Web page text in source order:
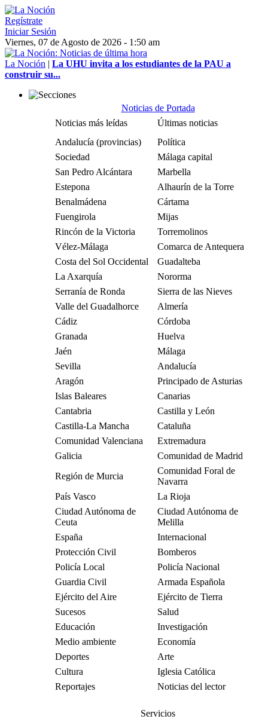
Regístrate
Iniciar Sesión
Viernes, 07 de Agosto de 2026 - 1:50 am
La Noción | La UHU invita a los estudiantes de la PAU a
construir su...
Noticias de Portada
Noticias más leídas
Últimas noticias
Andalucía (provincias)
Política
Sociedad
Málaga capital
San Pedro Alcántara
Marbella
Estepona
Alhaurín de la Torre
Benalmádena
Cártama
Fuengirola
Mijas
Rincón de la Victoria
Torremolinos
Vélez-Málaga
Comarca de Antequera
Costa del Sol Occidental
Guadalteba
La Axarquía
Nororma
Serranía de Ronda
Sierra de las Nieves
Valle del Guadalhorce
Almería
Cádiz
Córdoba
Granada
Huelva
Jaén
Málaga
Sevilla
Andalucía
Aragón
Principado de Asturias
Islas Baleares
Canarias
Cantabria
Castilla y León
Castilla-La Mancha
Cataluña
Comunidad Valenciana
Extremadura
Galicia
Comunidad de Madrid
Región de Murcia
Comunidad Foral de
Navarra
País Vasco
La Rioja
Ciudad Autónoma de
Ceuta
Ciudad Autónoma de
Melilla
España
Internacional
Protección Civil
Bomberos
Policía Local
Policía Nacional
Guardia Civil
Armada Española
Ejército del Aire
Ejército de Tierra
Sucesos
Salud
Educación
Investigación
Medio ambiente
Economía
Deportes
Arte
Cultura
Iglesia Católica
Reportajes
Noticias del lector
Servicios